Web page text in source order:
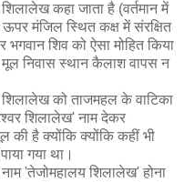
कहा जाता है (वर्तमान में
मंजिल स्थित कक्ष में संरक्षित
शिव को ऐसा मोहित किया
निवास स्थान कैलाश वापस न
को ताजमहल के वाटिका
शिलालेख' नाम देकर
की है क्योंकि क्योंकि कहीं भी
गया था।
'तेजोमहालय शिलालेख' होना